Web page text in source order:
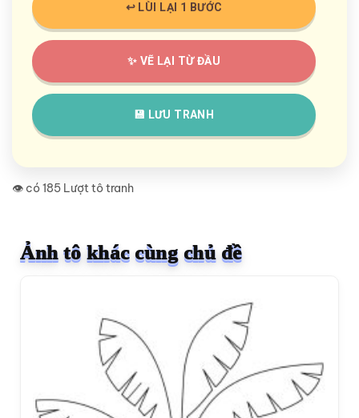
↩️ LÙI LẠI 1 BƯỚC
✨ VẼ LẠI TỪ ĐẦU
💾 LƯU TRANH
👁️ có 185 Lượt tô tranh
Ảnh tô khác cùng chủ đề